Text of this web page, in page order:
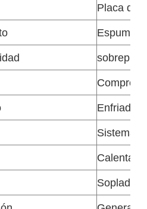
Placa de
Espuma
Enfriado
Sistema
Soplador